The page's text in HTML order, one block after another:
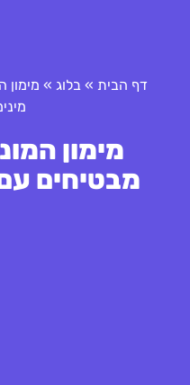
דף הבית » בלוג »
מבטיחים עם